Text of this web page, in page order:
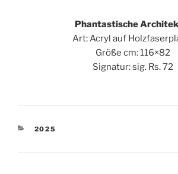
Phantastische
Art: Acryl auf
Größe cm: 116×82
Signatur: sig. Rs. 72
KATEGORIEN
2025